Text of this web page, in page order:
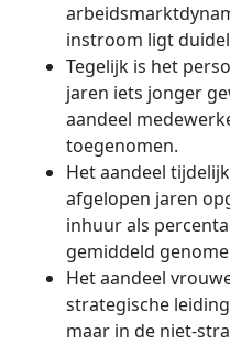
instroom ligt
Tegelijk is het
jaren iets jonger
aandeel
toegenomen.
Het aandeel
afgelopen jaren
inhuur als
gemiddeld
Het aandeel
strategische
maar in de niet-